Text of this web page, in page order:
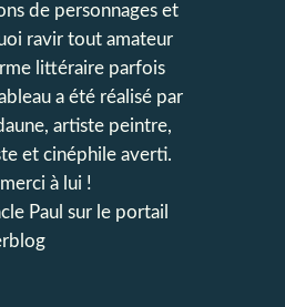
de personnages et
ravir tout amateur
littéraire parfois
a été réalisé par
artiste peintre,
et cinéphile averti.
à lui !
Paul sur le portail